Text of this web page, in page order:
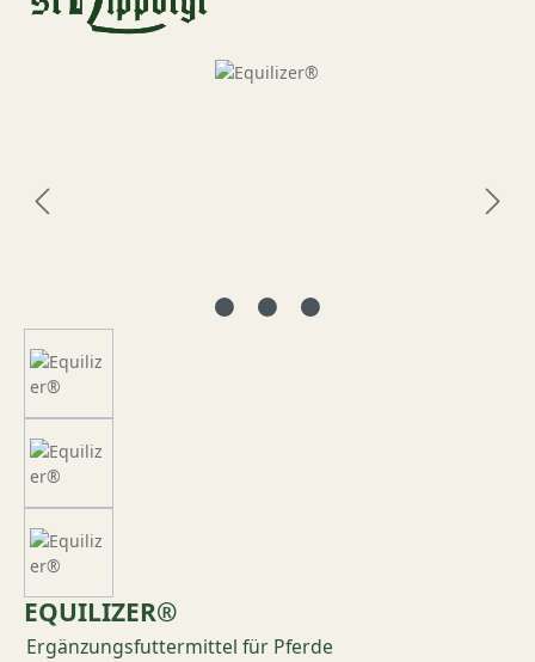
Bildergalerie überspringen
EQUILIZER®
Ergänzungsfuttermittel für Pferde